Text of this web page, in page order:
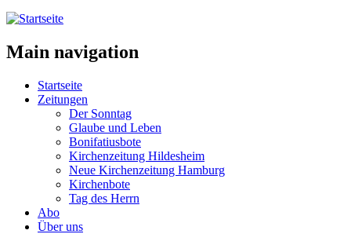
Main navigation
Startseite
Zeitungen
Der Sonntag
Glaube und Leben
Bonifatiusbote
Kirchenzeitung Hildesheim
Neue Kirchenzeitung Hamburg
Kirchenbote
Tag des Herrn
Abo
Über uns